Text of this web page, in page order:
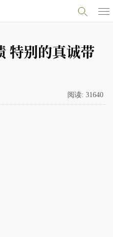
特别的真诚带
阅读: 31640